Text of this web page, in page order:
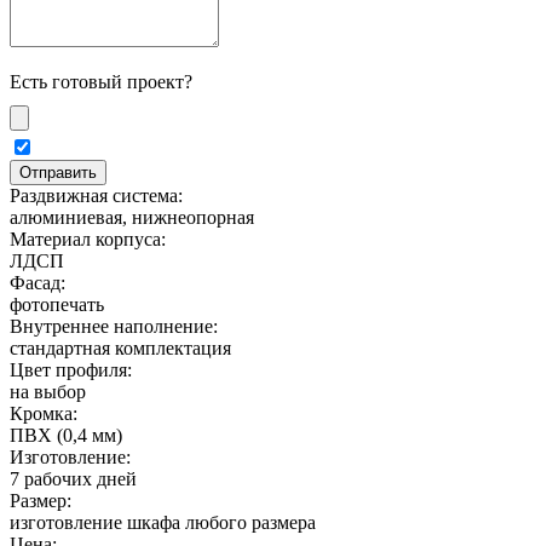
Есть готовый проект?
Раздвижная система:
алюминиевая, нижнеопорная
Материал корпуса:
ЛДСП
Фасад:
фотопечать
Внутреннее наполнение:
стандартная комплектация
Цвет профиля:
на выбор
Кромка:
ПВХ (0,4 мм)
Изготовление:
7 рабочих дней
Размер:
изготовление шкафа любого размера